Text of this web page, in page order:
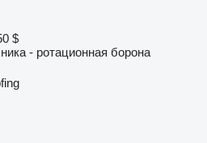
$
- ротационная борона